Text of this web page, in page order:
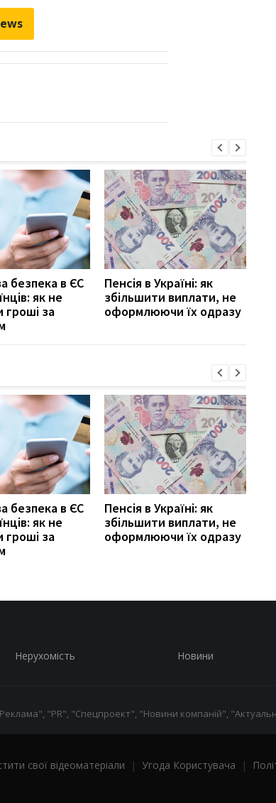
безпека в ЄС
як не
гроші за
Пенсія в Україні: як
збільшити виплати, не
оформлюючи їх одразу
безпека в ЄС
як не
гроші за
Пенсія в Україні: як
збільшити виплати, не
оформлюючи їх одразу
Нерухомість Новини
"PR", "Спецпроект", "Новини компаній",
свої відеоматеріали | Угода Користувача |